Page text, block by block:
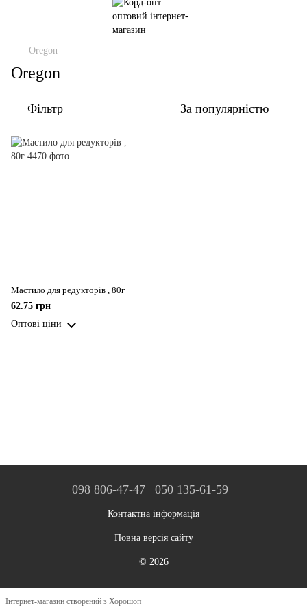
Oregon
Oregon
Фільтр За популярністю
Мастило для редукторів , 80г
62.75 грн
Оптові ціни
098 806-47-47 050 135-61-59
Контактна інформація
Повна версія сайту
© 2026
Інтернет-магазин створений з Хорошоп